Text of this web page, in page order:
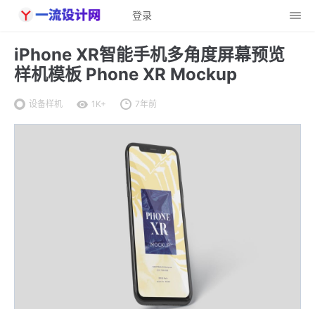
登录
iPhone XR智能手机多角度屏幕预览
样机模板 Phone XR Mockup
设备样机 1K+ 7年前